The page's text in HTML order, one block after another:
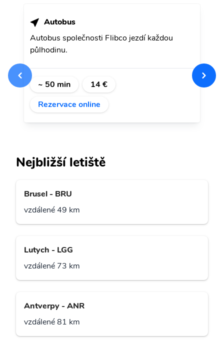
Autobus
Autobus společnosti Flibco jezdí každou
půlhodinu.
~ 50 min
14 €
Rezervace online
Nejbližší letiště
Brusel - BRU
vzdálené 49 km
Lutych - LGG
vzdálené 73 km
Antverpy - ANR
vzdálené 81 km